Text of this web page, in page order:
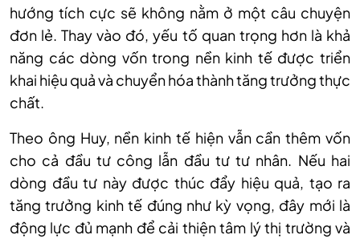
hướng tích cực sẽ không nằm ở một câu chuyện
đơn lẻ. Thay vào đó, yếu tố quan trọng hơn là khả
năng các dòng vốn trong nền kinh tế được triển
khai hiệu quả và chuyển hóa thành tăng trưởng thực
chất.
Theo ông Huy, nền kinh tế hiện vẫn cần thêm vốn
cho cả đầu tư công lẫn đầu tư tư nhân. Nếu hai
dòng đầu tư này được thúc đẩy hiệu quả, tạo ra
tăng trưởng kinh tế đúng như kỳ vọng, đây mới là
động lực đủ mạnh để cải thiện tâm lý thị trường và